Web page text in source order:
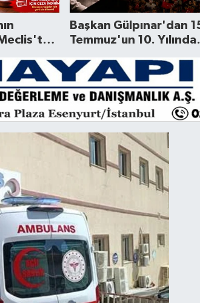
Başkan Gülpınar'dan
Temmuz'un 10. Yılında